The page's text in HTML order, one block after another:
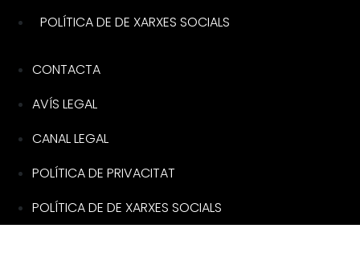
POLÍTICA DE DE XARXES SOCIALS
CONTACTA
AVÍS LEGAL
CANAL LEGAL
POLÍTICA DE PRIVACITAT
POLÍTICA DE DE XARXES SOCIALS